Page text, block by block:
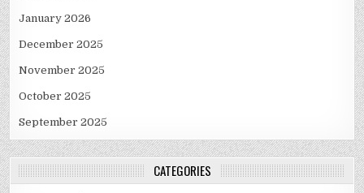
January 2026
December 2025
November 2025
October 2025
September 2025
CATEGORIES